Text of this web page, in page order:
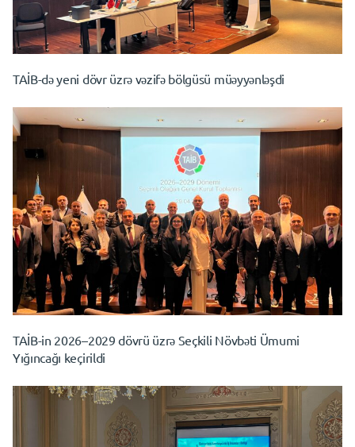
TAİB-də yeni dövr üzrə vəzifə bölgüsü müəyyənləşdi
TAİB-in 2026–2029 dövrü üzrə Seçkili Növbəti Ümumi
Yığıncağı keçirildi